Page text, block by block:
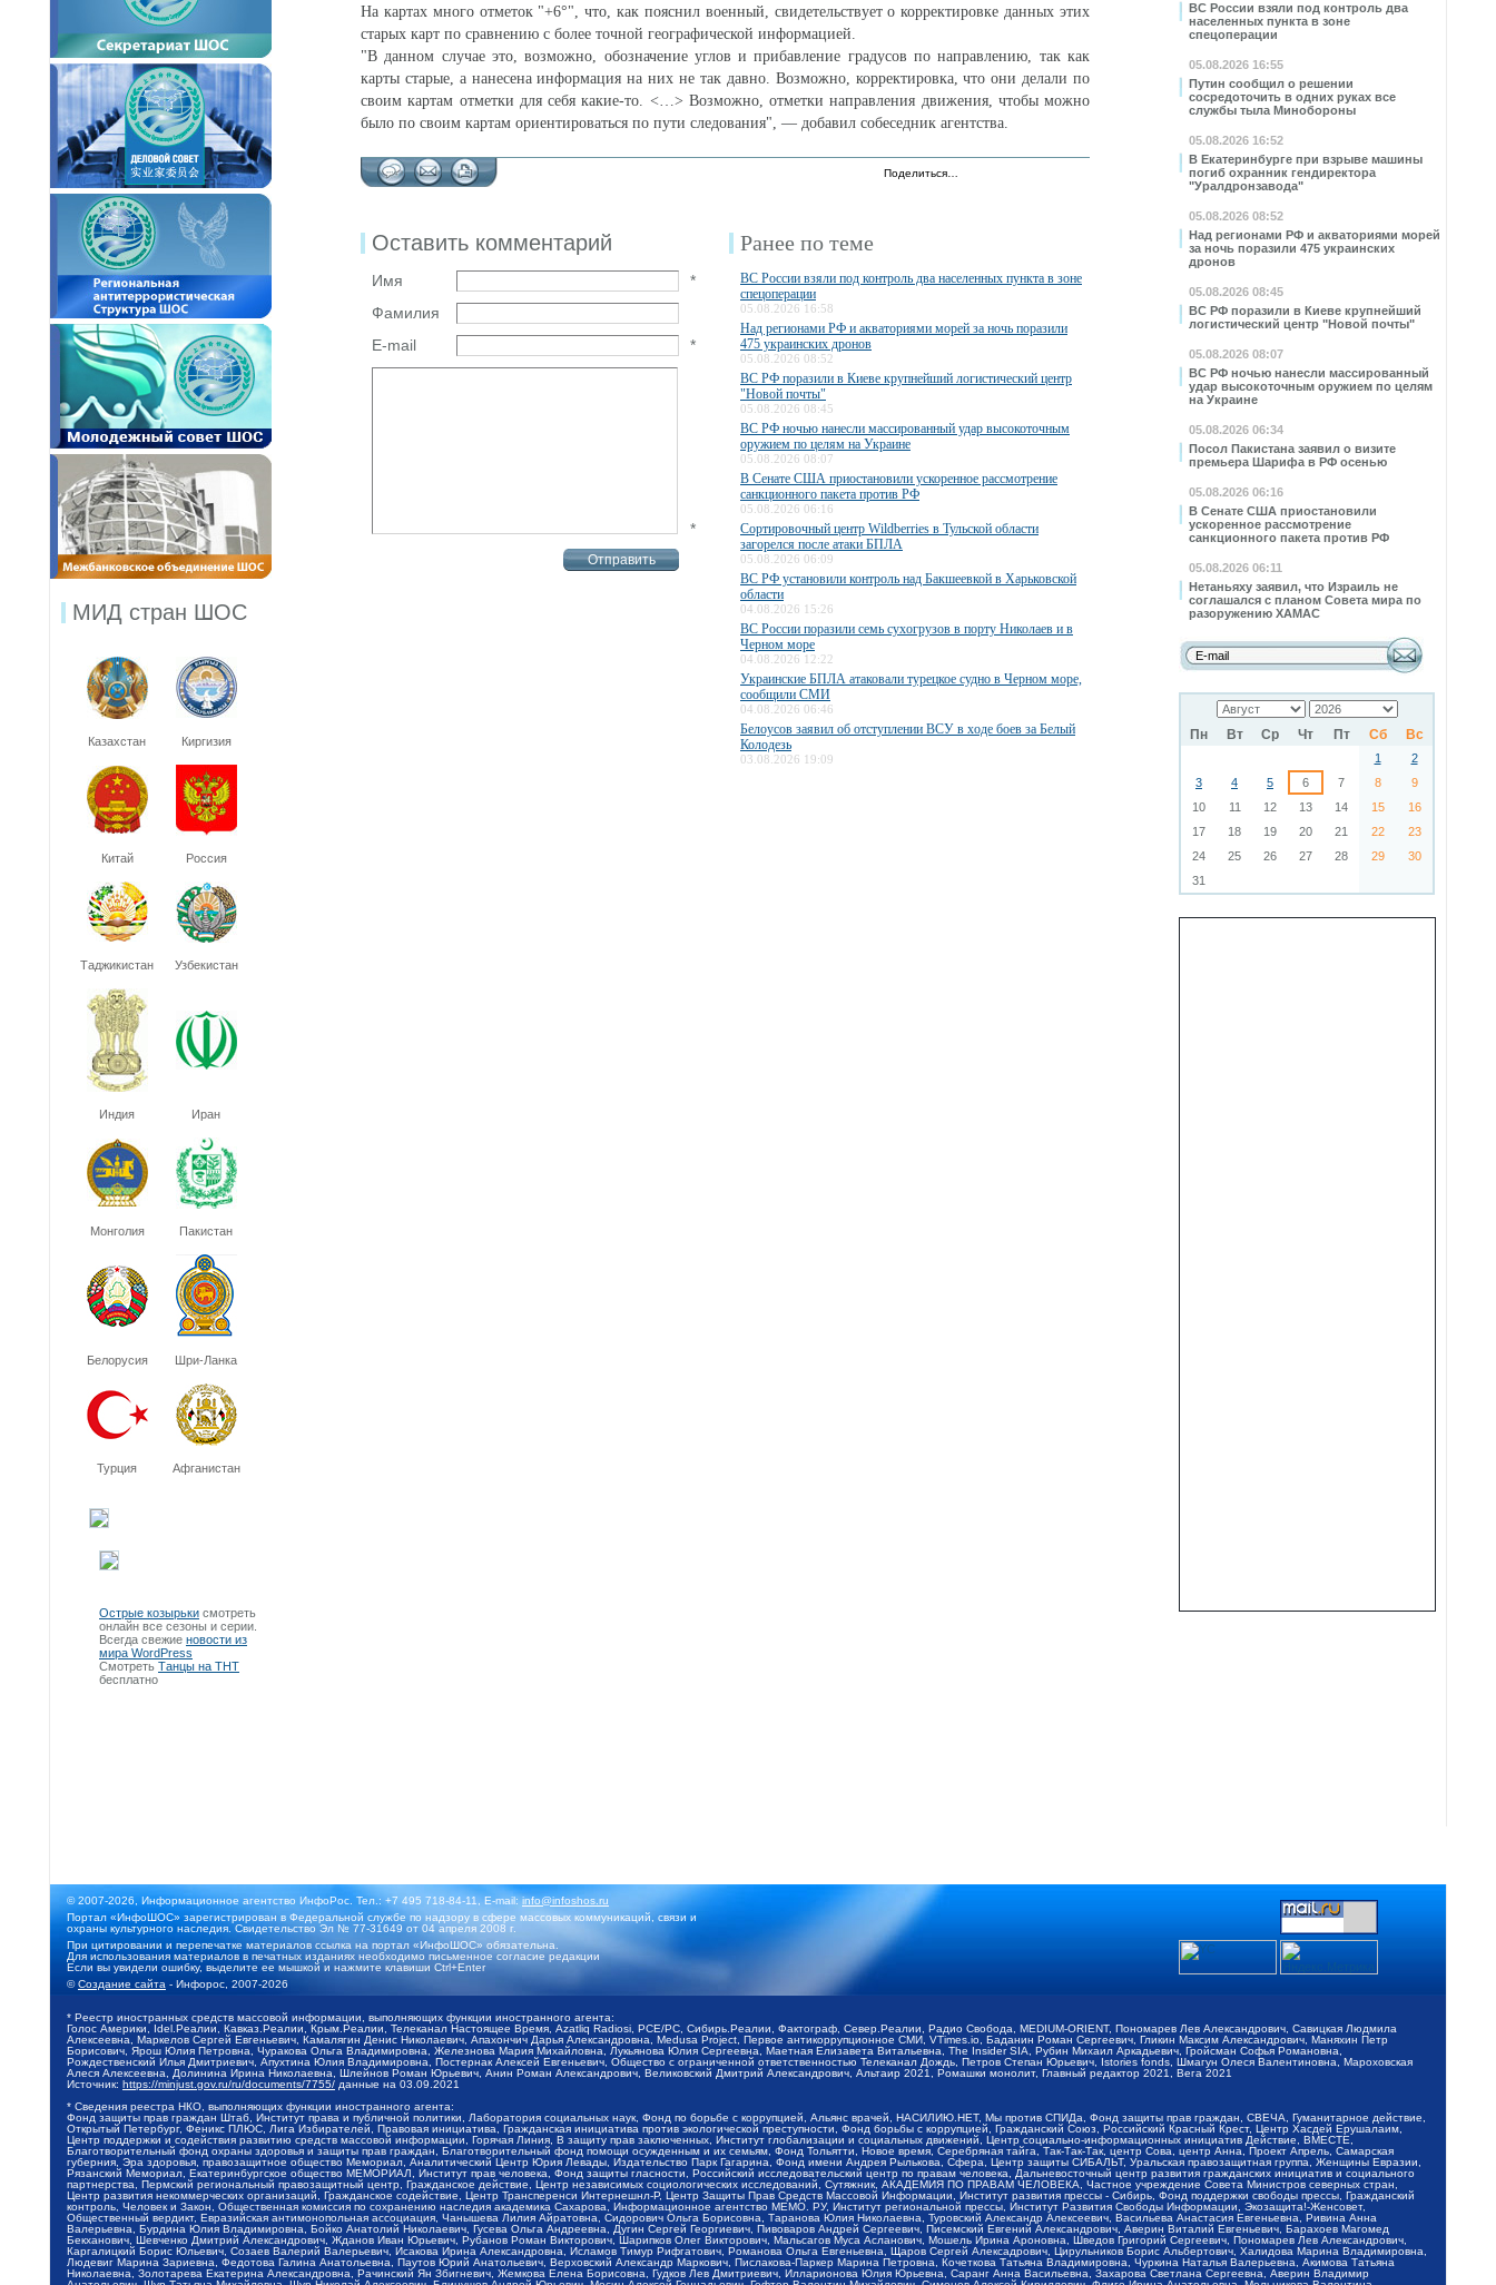
ВС России взяли под контроль два
населенных пункта в зоне
спецоперации
05.08.2026 16:55
Путин сообщил о решении
сосредоточить в одних руках все
службы тыла Минобороны
05.08.2026 16:52
В Екатеринбурге при взрыве машины
погиб охранник гендиректора
"Уралдронзавода"
05.08.2026 08:52
Над регионами РФ и акваториями морей
за ночь поразили 475 украинских
дронов
05.08.2026 08:45
ВС РФ поразили в Киеве крупнейший
логистический центр "Новой почты"
05.08.2026 08:07
ВС РФ ночью нанесли массированный
удар высокоточным оружием по целям
на Украине
05.08.2026 06:34
Посол Пакистана заявил о визите
премьера Шарифа в РФ осенью
05.08.2026 06:16
В Сенате США приостановили
ускоренное рассмотрение
санкционного пакета против РФ
05.08.2026 06:11
Нетаньяху заявил, что Израиль не
соглашался с планом Совета мира по
разоружению ХАМАС
Пн Вт Ср Чт Пт Сб Вс
1
2
3
4 5 6 7 8
9
10
11 12 13 14 15
16
17
18 19 20 21 22
23
24
25 26 27 28 29
30
31
МИД стран ШОС
Казахстан Киргизия
Китай Россия
Таджикистан Узбекистан
Индия Иран
Монголия Пакистан
Белорусия Шри-Ланка
Турция Афганистан
Острые козырьки смотреть
онлайн все сезоны и серии.
Всегда свежие новости из
мира WordPress
Смотреть Танцы на ТНТ
бесплатно
На картах много отметок "+6°", что, как пояснил военный, свидетельствует о корректировке данных этих
старых карт по сравнению с более точной географической информацией.
"В данном случае это, возможно, обозначение углов и прибавление градусов по направлению, так как
карты старые, а нанесена информация на них не так давно. Возможно, корректировка, что они делали по
своим картам отметки для себя какие-то. <…> Возможно, отметки направления движения, чтобы можно
было по своим картам ориентироваться по пути следования", — добавил собеседник агентства.
Поделиться…
Оставить комментарий
Имя
*
Фамилия
E-mail
*
*
Ранее по теме
ВС России взяли под контроль два населенных пункта в зоне
спецоперации
05.08.2026 16:58
Над регионами РФ и акваториями морей за ночь поразили
475 украинских дронов
05.08.2026 08:52
ВС РФ поразили в Киеве крупнейший логистический центр
"Новой почты"
05.08.2026 08:45
ВС РФ ночью нанесли массированный удар высокоточным
оружием по целям на Украине
05.08.2026 08:07
В Сенате США приостановили ускоренное рассмотрение
санкционного пакета против РФ
05.08.2026 06:16
Сортировочный центр Wildberries в Тульской области
загорелся после атаки БПЛА
05.08.2026 06:09
ВС РФ установили контроль над Бакшеевкой в Харьковской
области
04.08.2026 15:26
ВС России поразили семь сухогрузов в порту Николаев и в
Черном море
04.08.2026 12:22
Украинские БПЛА атаковали турецкое судно в Черном море,
сообщили СМИ
04.08.2026 06:46
Белоусов заявил об отступлении ВСУ в ходе боев за Белый
Колодезь
03.08.2026 19:09
© 2007-2026, Информационное агентство ИнфоРос. Тел.: +7 495 718-84-11, E-mail:info@infoshos.ru
Портал «ИнфоШОС» зарегистрирован в Федеральной службе по надзору в сфере массовых коммуникаций, связи и
охраны культурного наследия. Свидетельство Эл № 77-31649 от 04 апреля 2008 г.
При цитировании и перепечатке материалов ссылка на портал «ИнфоШОС» обязательна.
Для использования материалов в печатных изданиях необходимо письменное согласие редакции
Если вы увидели ошибку, выделите ее мышкой и нажмите клавиши Ctrl+Enter
©Создание сайта - Инфорос, 2007-2026
* Реестр иностранных средств массовой информации, выполняющих функции иностранного агента:
Голос Америки, Idel.Реалии, Кавказ.Реалии, Крым.Реалии, Телеканал Настоящее Время, Azatliq Radiosi, PCE/PC, Сибирь.Реалии, Фактограф, Север.Реалии, Радио Свобода, MEDIUM-ORIENT, Пономарев Лев Александрович, Савицкая Людмила
Алексеевна, Маркелов Сергей Евгеньевич, Камалягин Денис Николаевич, Апахончич Дарья Александровна, Medusa Project, Первое антикоррупционное СМИ, VTimes.io, Баданин Роман Сергеевич, Гликин Максим Александрович, Маняхин Петр
Борисович, Ярош Юлия Петровна, Чуракова Ольга Владимировна, Железнова Мария Михайловна, Лукьянова Юлия Сергеевна, Маетная Елизавета Витальевна, The Insider SIA, Рубин Михаил Аркадьевич, Гройсман Софья Романовна,
Рождественский Илья Дмитриевич, Апухтина Юлия Владимировна, Постернак Алексей Евгеньевич, Общество с ограниченной ответственностью Телеканал Дождь, Петров Степан Юрьевич, Istories fonds, Шмагун Олеся Валентиновна, Мароховская
Алеся Алексеевна, Долинина Ирина Николаевна, Шлейнов Роман Юрьевич, Анин Роман Александрович, Великовский Дмитрий Александрович, Альтаир 2021, Ромашки монолит, Главный редактор 2021, Вега 2021
Источник: https://minjust.gov.ru/ru/documents/7755/ данные на 03.09.2021
* Сведения реестра НКО, выполняющих функции иностранного агента:
Фонд защиты прав граждан Штаб, Институт права и публичной политики, Лаборатория социальных наук, Фонд по борьбе с коррупцией, Альянс врачей, НАСИЛИЮ.НЕТ, Мы против СПИДа, Фонд защиты прав граждан, СВЕЧА, Гуманитарное действие,
Открытый Петербург, Феникс ПЛЮС, Лига Избирателей, Правовая инициатива, Гражданская инициатива против экологической преступности, Фонд борьбы с коррупцией, Гражданский Союз, Российский Красный Крест, Центр Хасдей Ерушалаим,
Центр поддержки и содействия развитию средств массовой информации, Горячая Линия, В защиту прав заключенных, Институт глобализации и социальных движений, Центр социально-информационных инициатив Действие, ВМЕСТЕ,
Благотворительный фонд охраны здоровья и защиты прав граждан, Благотворительный фонд помощи осужденным и их семьям, Фонд Тольятти, Новое время, Серебряная тайга, Так-Так-Так, центр Сова, центр Анна, Проект Апрель, Самарская
губерния, Эра здоровья, правозащитное общество Мемориал, Аналитический Центр Юрия Левады, Издательство Парк Гагарина, Фонд имени Андрея Рылькова, Сфера, Центр защиты СИБАЛЬТ, Уральская правозащитная группа, Женщины Евразии,
Рязанский Мемориал, Екатеринбургское общество МЕМОРИАЛ, Институт прав человека, Фонд защиты гласности, Российский исследовательский центр по правам человека, Дальневосточный центр развития гражданских инициатив и социального
партнерства, Пермский региональный правозащитный центр, Гражданское действие, Центр независимых социологических исследований, Сутяжник, АКАДЕМИЯ ПО ПРАВАМ ЧЕЛОВЕКА, Частное учреждение Совета Министров северных стран,
Центр развития некоммерческих организаций, Гражданское содействие, Центр Трансперенси Интернешнл-Р, Центр Защиты Прав Средств Массовой Информации, Институт развития прессы - Сибирь, Фонд поддержки свободы прессы, Гражданский
контроль, Человек и Закон, Общественная комиссия по сохранению наследия академика Сахарова, Информационное агентство МЕМО. РУ, Институт региональной прессы, Институт Развития Свободы Информации, Экозащита!-Женсовет,
Общественный вердикт, Евразийская антимонопольная ассоциация, Чанышева Лилия Айратовна, Сидорович Ольга Борисовна, Таранова Юлия Николаевна, Туровский Александр Алексеевич, Васильева Анастасия Евгеньевна, Ривина Анна
Валерьевна, Бурдина Юлия Владимировна, Бойко Анатолий Николаевич, Гусева Ольга Андреевна, Дугин Сергей Георгиевич, Пивоваров Андрей Сергеевич, Писемский Евгений Александрович, Аверин Виталий Евгеньевич, Барахоев Магомед
Бекханович, Шевченко Дмитрий Александрович, Жданов Иван Юрьевич, Рубанов Роман Викторович, Шарипков Олег Викторович, Мальсагов Муса Асланович, Мошель Ирина Ароновна, Шведов Григорий Сергеевич, Пономарев Лев Александрович,
Каргалицкий Борис Юльевич, Созаев Валерий Валерьевич, Исакова Ирина Александровна, Исламов Тимур Рифгатович, Романова Ольга Евгеньевна, Щаров Сергей Алексадрович, Цирульников Борис Альбертович, Халидова Марина Владимировна,
Людевиг Марина Зариевна, Федотова Галина Анатольевна, Паутов Юрий Анатольевич, Верховский Александр Маркович, Пислакова-Паркер Марина Петровна, Кочеткова Татьяна Владимировна, Чуркина Наталья Валерьевна, Акимова Татьяна
Николаевна, Золотарева Екатерина Александровна, Рачинский Ян Збигневич, Жемкова Елена Борисовна, Гудков Лев Дмитриевич, Илларионова Юлия Юрьевна, Саранг Анна Васильевна, Захарова Светлана Сергеевна, Аверин Владимир